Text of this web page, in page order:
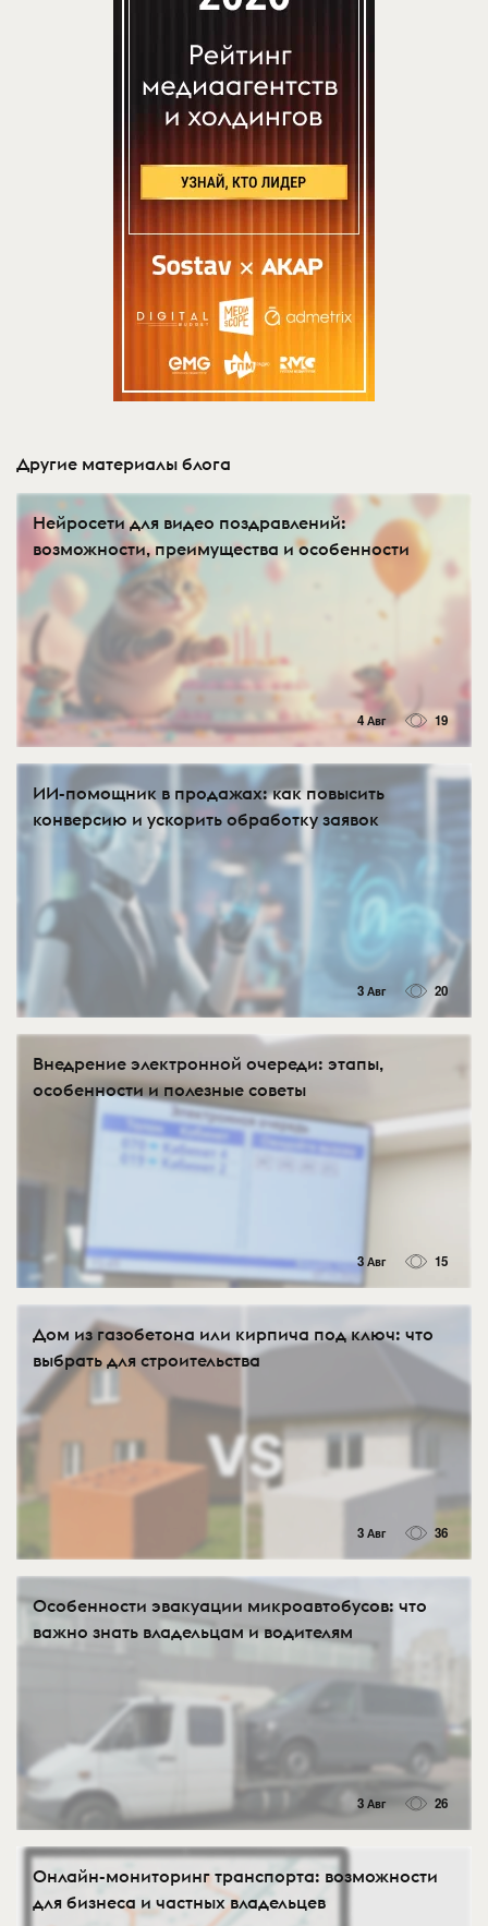
Другие материалы блога
Нейросети для видео поздравлений:
возможности, преимущества и особенности
4 Авг 19
ИИ-помощник в продажах: как повысить
конверсию и ускорить обработку заявок
3 Авг 20
Внедрение электронной очереди: этапы,
особенности и полезные советы
3 Авг 15
Дом из газобетона или кирпича под ключ: что
выбрать для строительства
3 Авг 36
Особенности эвакуации микроавтобусов: что
важно знать владельцам и водителям
3 Авг 26
Онлайн-мониторинг транспорта: возможности
для бизнеса и частных владельцев